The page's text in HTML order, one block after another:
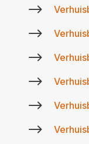
$
$
$
$
$
$